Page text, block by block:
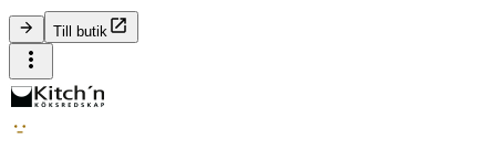
Till butik